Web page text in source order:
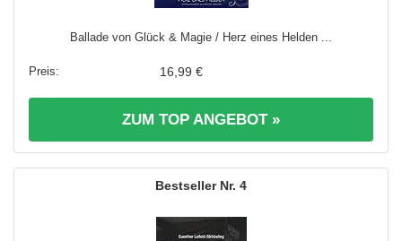
Ballade von Glück & Magie / Herz eines Helden ...
16,99 €
ZUM TOP ANGEBOT »
4